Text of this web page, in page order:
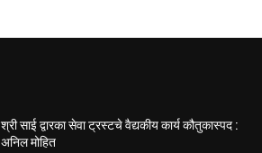
श्री साई द्वारका सेवा ट्रस्टचे वैद्यकीय कार्य कौतुकास्पद :
अनिल मोहित